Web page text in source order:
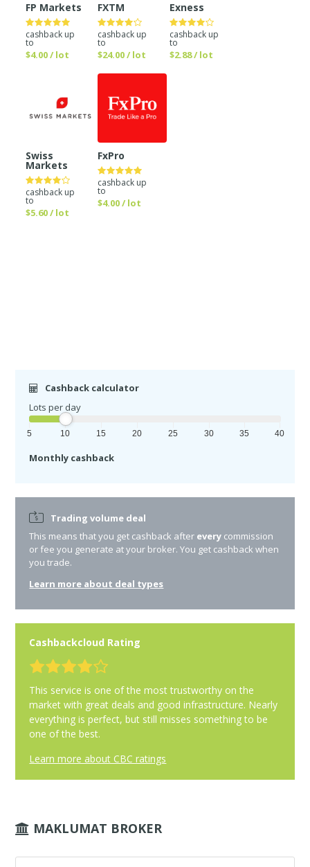
FP Markets
cashback up
to
$4.00 / lot
FXTM
cashback up
to
$24.00 / lot
Exness
cashback up
to
$2.88 / lot
Swiss
Markets
cashback up
to
$5.60 / lot
FxPro
cashback up
to
$4.00 / lot
Cashback calculator
Lots per day
5 10 15 20 25 30 35 40
Monthly cashback
Trading volume deal
This means that you get cashback after every commission
or fee you generate at your broker. You get cashback when
you trade.
Learn more about deal types
Cashbackcloud Rating
This service is one of the most trustworthy on the
market with great deals and good infrastructure. Nearly
everything is perfect, but still misses something to be
one of the best.
Learn more about CBC ratings
MAKLUMAT BROKER